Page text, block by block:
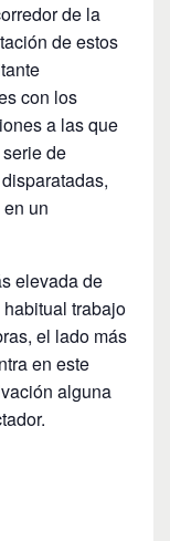
de la
de estos
con los
a las que
de
un
elevada de
trabajo
el lado más
en este
alguna